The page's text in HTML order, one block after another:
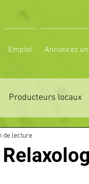
Emploi Annoncez
Producteurs locaux
DISTRIBUTION 61
de lecture